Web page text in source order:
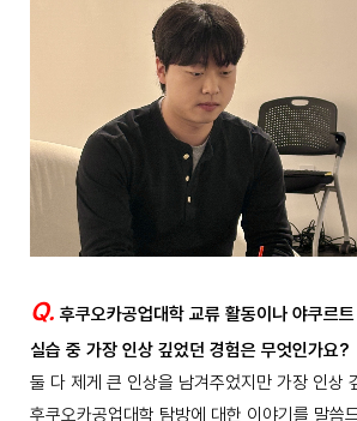
Q. 후쿠오카공업대학 교류 활동이나 야쿠르
실습 중 가장 인상 깊었던 경험은 무엇인가요?
둘 다 제게 큰 인상을 남겨주었지만 가장 인상
후쿠오카공업대학 탐방에 대한 이야기를 말씀